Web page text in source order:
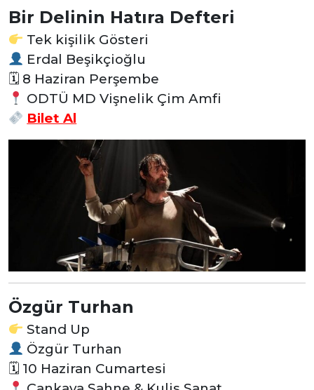
Bir Delinin Hatıra Defteri
Tek kişilik Gösteri
Erdal Beşikçioğlu
🗓 8 Haziran Perşembe
ODTÜ MD Vişnelik Çim Amfi
Bilet Al
Özgür Turhan
Stand Up
Özgür Turhan
🗓 10 Haziran Cumartesi